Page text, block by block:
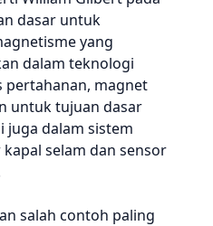
dasar untuk
yang
dalam teknologi
pertahanan, magnet
untuk tujuan dasar
juga dalam sistem
selam dan sensor
salah contoh paling